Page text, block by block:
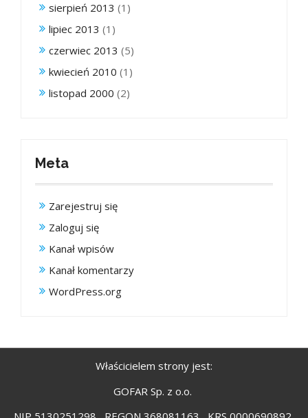
sierpień 2013 (1)
lipiec 2013 (1)
czerwiec 2013 (5)
kwiecień 2010 (1)
listopad 2000 (2)
Meta
Zarejestruj się
Zaloguj się
Kanał wpisów
Kanał komentarzy
WordPress.org
Właścicielem strony jest:
GOFAR Sp. z o.o.